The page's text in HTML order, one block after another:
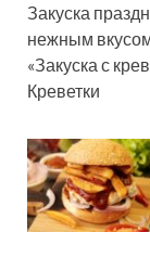
Закуска
нежным
«Закуска с
Креветки